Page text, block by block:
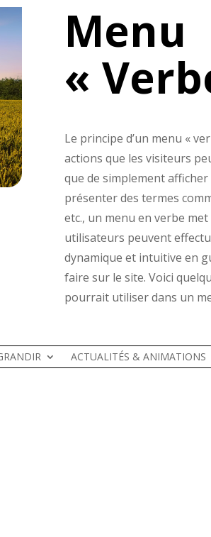
Menu
«
Le principe d’un menu «
actions que les visiteurs
que de simplement
présenter des termes
etc., un menu en verbe
utilisateurs peuvent
dynamique et intuitive en
faire sur le site. Voici
pourrait utiliser dans un
ACTUALITÉS & ANIMATIONS